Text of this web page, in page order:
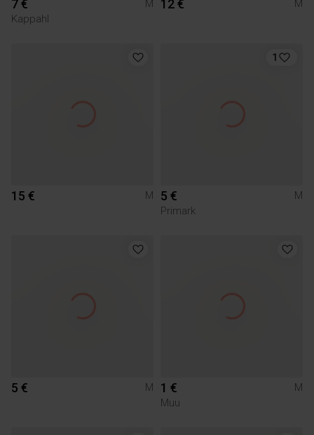
7 €
M
Kappahl
12 € M
15 € M
1
5 €
M
Primark
5 € M 1 €
M
Muu